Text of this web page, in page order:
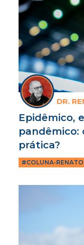
DR.
Epidêmico,
pandêmico:
prática?
#COLUNA-